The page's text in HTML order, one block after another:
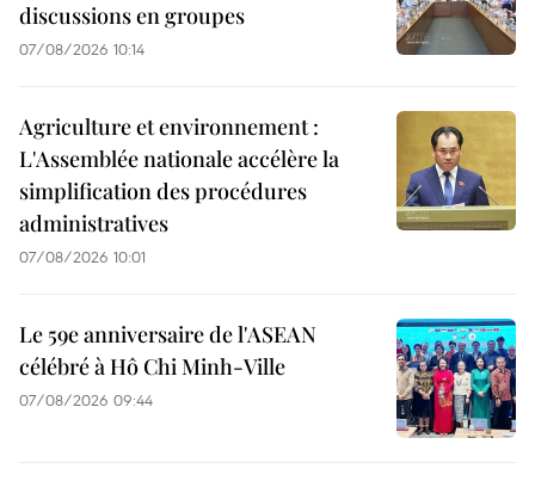
discussions en groupes
07/08/2026 10:14
Agriculture et environnement :
L'Assemblée nationale accélère la
simplification des procédures
administratives
07/08/2026 10:01
Le 59e anniversaire de l'ASEAN
célébré à Hô Chi Minh-Ville
07/08/2026 09:44